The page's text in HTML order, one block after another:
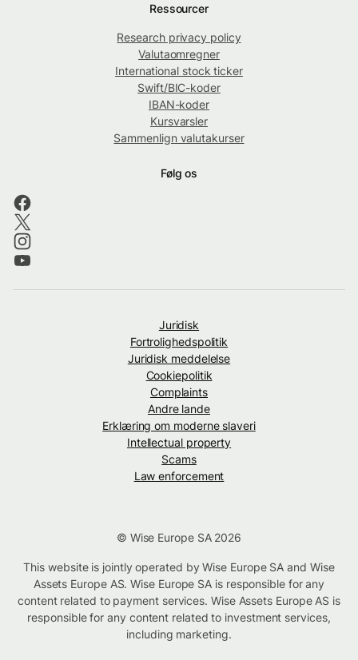
Ressourcer
Research privacy policy
Valutaomregner
International stock ticker
Swift/BIC-koder
IBAN-koder
Kursvarsler
Sammenlign valutakurser
Følg os
Juridisk
Fortrolighedspolitik
Juridisk meddelelse
Cookiepolitik
Complaints
Andre lande
Erklæring om moderne slaveri
Intellectual property
Scams
Law enforcement
© Wise Europe SA 2026
This website is jointly operated by Wise Europe SA and Wise
Assets Europe AS. Wise Europe SA is responsible for any
content related to payment services. Wise Assets Europe AS is
responsible for any content related to investment services,
including marketing.